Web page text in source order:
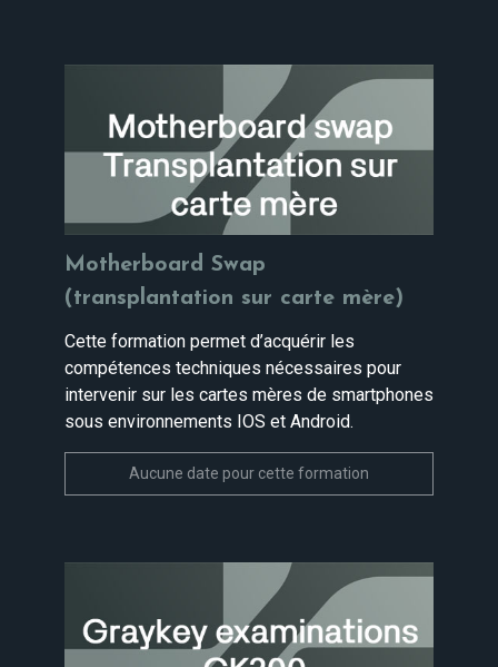
Motherboard Swap
(transplantation sur carte mère)
Cette formation permet d’acquérir les
compétences techniques nécessaires pour
intervenir sur les cartes mères de smartphones
sous environnements IOS et Android.
Aucune date pour cette formation